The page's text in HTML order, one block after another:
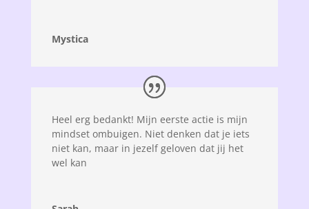
Mystica
Heel erg bedankt! Mijn eerste actie is mijn
mindset ombuigen. Niet denken dat je iets
niet kan, maar in jezelf geloven dat jij het
wel kan